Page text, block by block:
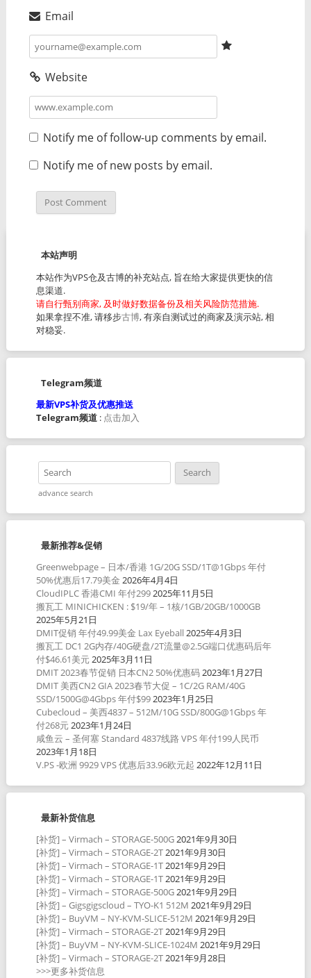
Email
Website
Notify me of follow-up comments by email.
Notify me of new posts by email.
本站声明
本站作为VPS仓及古博的补充站点, 旨在给大家提供更快的信
息渠道.
请自行甄别商家, 及时做好数据备份及相关风险防范措施.
如果拿捏不准, 请移步古博, 有亲自测试过的商家及演示站, 相
对稳妥.
Telegram频道
最新VPS补货及优惠推送
Telegram频道: 点击加入
advance search
最新推荐&促销
Greenwebpage – 日本/香港 1G/20G SSD/1T@1Gbps 年付
50%优惠后17.79美金 2026年4月4日
CloudIPLC 香港CMI 年付2992025年11月5日
搬瓦工 MINICHICKEN : $19/年 – 1核/1GB/20GB/1000GB
2025年5月21日
DMIT促销 年付49.99美金 Lax Eyeball 2025年4月3日
搬瓦工 DC1 2G内存/40G硬盘/2T流量@2.5G端口优惠码后年
付$46.61美元2025年3月11日
DMIT 2023春节促销 日本CN2 50%优惠码2023年1月27日
DMIT 美西CN2 GIA 2023春节大促 – 1C/2G RAM/40G
SSD/1500G@4Gbps 年付$992023年1月25日
Cubecloud – 美西4837 – 512M/10G SSD/800G@1Gbps 年
付268元2023年1月24日
咸鱼云 – 圣何塞 Standard 4837线路 VPS 年付199人民币
2023年1月18日
V.PS -欧洲 9929 VPS 优惠后33.96欧元起 2022年12月11日
最新补货信息
[补货] – Virmach – STORAGE-500G2021年9月30日
[补货] – Virmach – STORAGE-2T2021年9月30日
[补货] – Virmach – STORAGE-1T2021年9月29日
[补货] – Virmach – STORAGE-1T2021年9月29日
[补货] – Virmach – STORAGE-500G2021年9月29日
[补货] – Gigsgigscloud – TYO-K1 512M 2021年9月29日
[补货] – BuyVM – NY-KVM-SLICE-512M 2021年9月29日
[补货] – Virmach – STORAGE-2T2021年9月29日
[补货] – BuyVM – NY-KVM-SLICE-1024M 2021年9月29日
[补货] – Virmach – STORAGE-2T2021年9月28日
>>>更多补货信息